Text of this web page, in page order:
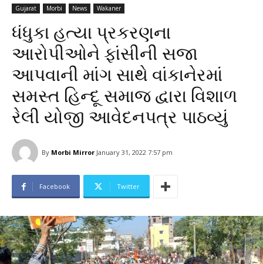
Gujarat Morbi News Wakaner
ધંધુકા હત્યા પ્રકરણના
આરોપીઓને ફાંસીની સજા
આપવાની માંગ સાથે વાંકાનેરમાં
સમસ્ત હિન્દૂ સમાજ દ્વારા વિશાળ
રેલી યોજી આવેદનપત્ર પાઠવ્યું
By Morbi Mirror January 31, 2022 7:57 pm
Facebook Twitter